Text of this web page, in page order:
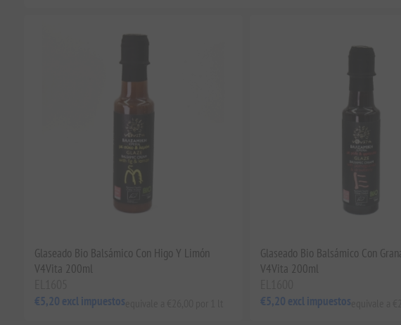
Glaseado Bio Balsámico Con Higo Y Limón
V4Vita 200ml
€5,20 excl impuestos
Glaseado Bio Balsámico Con
V4Vita 200ml
€5,20 excl impuestos